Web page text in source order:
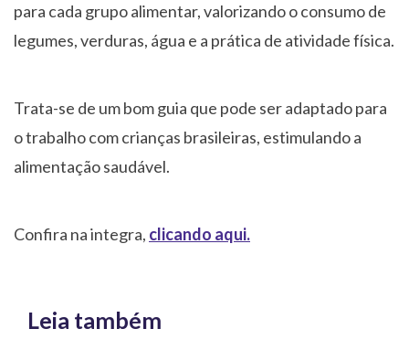
para cada grupo alimentar, valorizando o consumo de
legumes, verduras, água e a prática de atividade física.
Trata-se de um bom guia que pode ser adaptado para
o trabalho com crianças brasileiras, estimulando a
alimentação saudável.
Confira na integra, clicando aqui.
Leia também